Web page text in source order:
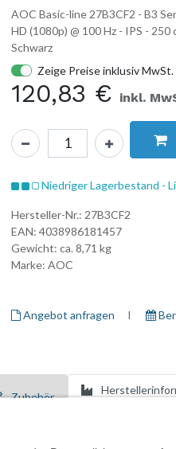
AOC Basic-line 27B3CF2 - B3
HD (1080p) @ 100 Hz - IPS -
Schwarz
Zeige Preise inklusiv
120,83 € inkl.
Niedriger Lagerbestand -
Hersteller-Nr.: 27B3CF2
EAN: 4038986181457
Gewicht: ca. 8,71 kg
Marke: AOC
Angebot anfragen I ​
Zubehör